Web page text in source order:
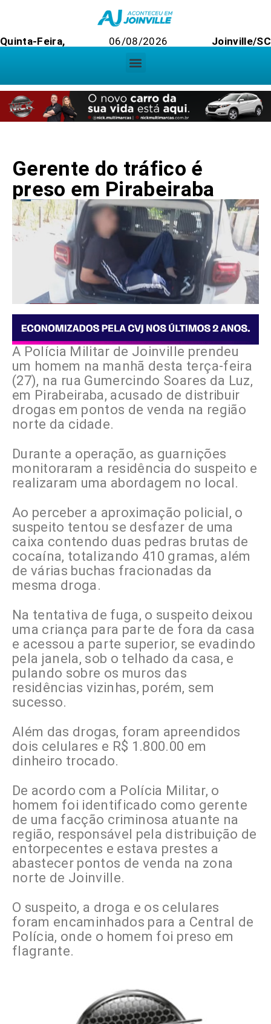
Quinta-Feira, 06/08/2026 Joinville/SC
Gerente do tráfico é
preso em Pirabeiraba
A Polícia Militar de Joinville prendeu
um homem na manhã desta terça-feira
(27), na rua Gumercindo Soares da Luz,
em Pirabeiraba, acusado de distribuir
drogas em pontos de venda na região
norte da cidade.
Durante a operação, as guarnições
monitoraram a residência do suspeito e
realizaram uma abordagem no local.
Ao perceber a aproximação policial, o
suspeito tentou se desfazer de uma
caixa contendo duas pedras brutas de
cocaína, totalizando 410 gramas, além
de várias buchas fracionadas da
mesma droga.
Na tentativa de fuga, o suspeito deixou
uma criança para parte de fora da casa
e acessou a parte superior, se evadindo
pela janela, sob o telhado da casa, e
pulando sobre os muros das
residências vizinhas, porém, sem
sucesso.
Além das drogas, foram apreendidos
dois celulares e R$ 1.800.00 em
dinheiro trocado.
De acordo com a Polícia Militar, o
homem foi identificado como gerente
de uma facção criminosa atuante na
região, responsável pela distribuição de
entorpecentes e estava prestes a
abastecer pontos de venda na zona
norte de Joinville.
O suspeito, a droga e os celulares
foram encaminhados para a Central de
Polícia, onde o homem foi preso em
flagrante.